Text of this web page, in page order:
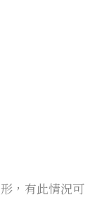
，有此情況可